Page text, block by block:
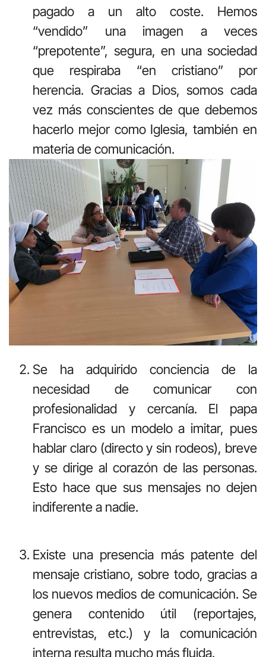
pagado a un alto coste. Hemos
“vendido” una imagen a veces
“prepotente”, segura, en una sociedad
que respiraba “en cristiano” por
herencia. Gracias a Dios, somos cada
vez más conscientes de que debemos
hacerlo mejor como Iglesia, también en
materia de comunicación.
Se ha adquirido conciencia de la
necesidad de comunicar con
profesionalidad y cercanía. El papa
Francisco es un modelo a imitar, pues
hablar claro (directo y sin rodeos), breve
y se dirige al corazón de las personas.
Esto hace que sus mensajes no dejen
indiferente a nadie.
Existe una presencia más patente del
mensaje cristiano, sobre todo, gracias a
los nuevos medios de comunicación. Se
genera contenido útil (reportajes,
entrevistas, etc.) y la comunicación
interna resulta mucho más fluida.